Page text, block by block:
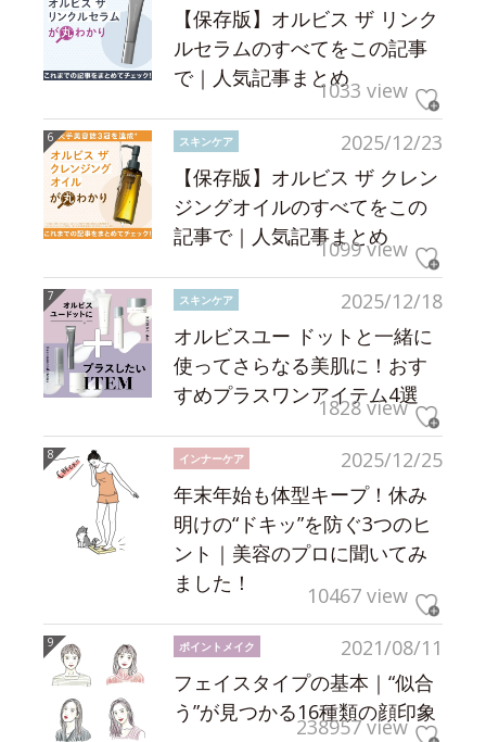
【保存版】オルビス ザ リンク
ルセラムのすべてをこの記事
で｜人気記事まとめ1033 view
2025/12/23
スキンケア
【保存版】オルビス ザ クレン
ジングオイルのすべてをこの
記事で｜人気記事まとめ
1099 view
2025/12/18
スキンケア
オルビスユー ドットと一緒に
使ってさらなる美肌に！おす
すめプラスワンアイテム4選
1828 view
2025/12/25
インナーケア
年末年始も体型キープ！休み
明けの“ドキッ”を防ぐ3つのヒ
ント｜美容のプロに聞いてみ
ました！
10467 view
2021/08/11
ポイントメイク
フェイスタイプの基本｜“似合
う”が見つかる16種類の顔印象
238957 view